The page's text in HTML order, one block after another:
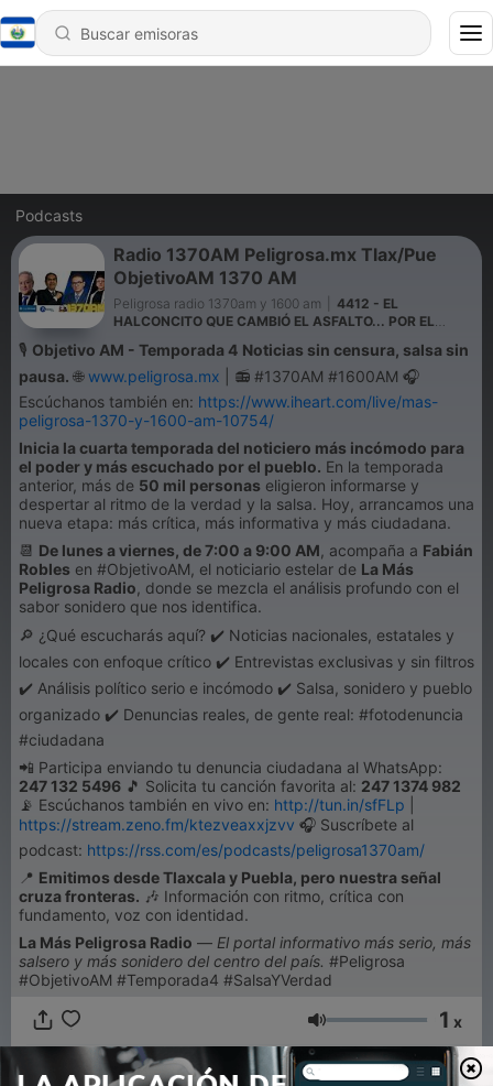
Podcasts
Radio 1370AM Peligrosa.mx Tlax/Pue
ObjetivoAM 1370 AM
Peligrosa radio 1370am y 1600 am
4412 - EL
HALCONCITO QUE CAMBIÓ EL ASFALTO... POR EL
🎙️ Objetivo AM - Temporada 4 Noticias sin censura, salsa sin
pausa. 🌐www.peligrosa.mx | 📻 #1370AM #1600AM 🎧
Escúchanos también en: https://www.iheart.com/live/mas-
peligrosa-1370-y-1600-am-10754/
Inicia la cuarta temporada del noticiero más incómodo para
el poder y más escuchado por el pueblo. En la temporada
anterior, más de 50 mil personas eligieron informarse y
despertar al ritmo de la verdad y la salsa. Hoy, arrancamos una
nueva etapa: más crítica, más informativa y más ciudadana.
📆 De lunes a viernes, de 7:00 a 9:00 AM , acompaña a Fabián
Robles en #ObjetivoAM, el noticiario estelar de La Más
Peligrosa Radio , donde se mezcla el análisis profundo con el
sabor sonidero que nos identifica.
🔎 ¿Qué escucharás aquí? ✔️ Noticias nacionales, estatales y
locales con enfoque crítico ✔️ Entrevistas exclusivas y sin filtros
✔️ Análisis político serio e incómodo ✔️ Salsa, sonidero y pueblo
organizado ✔️ Denuncias reales, de gente real: #fotodenuncia
#ciudadana
📲 Participa enviando tu denuncia ciudadana al WhatsApp:
247 132 5496 🎵 Solicita tu canción favorita al: 247 1374 982
📡 Escúchanos también en vivo en: http://tun.in/sfFLp
https://stream.zeno.fm/ktezveaxxjzvv 🎧 Suscríbete al
podcast: https://rss.com/es/podcasts/peligrosa1370am/
📍 Emitimos desde Tlaxcala y Puebla, pero nuestra señal
cruza fronteras. 🎶 Información con ritmo, crítica con
fundamento, voz con identidad.
La Más Peligrosa Radio — El portal informativo más serio, más
salsero y más sonidero del centro del país. #Peligrosa
#ObjetivoAM #Temporada4 #SalsaYVerdad
Volumen 1 x